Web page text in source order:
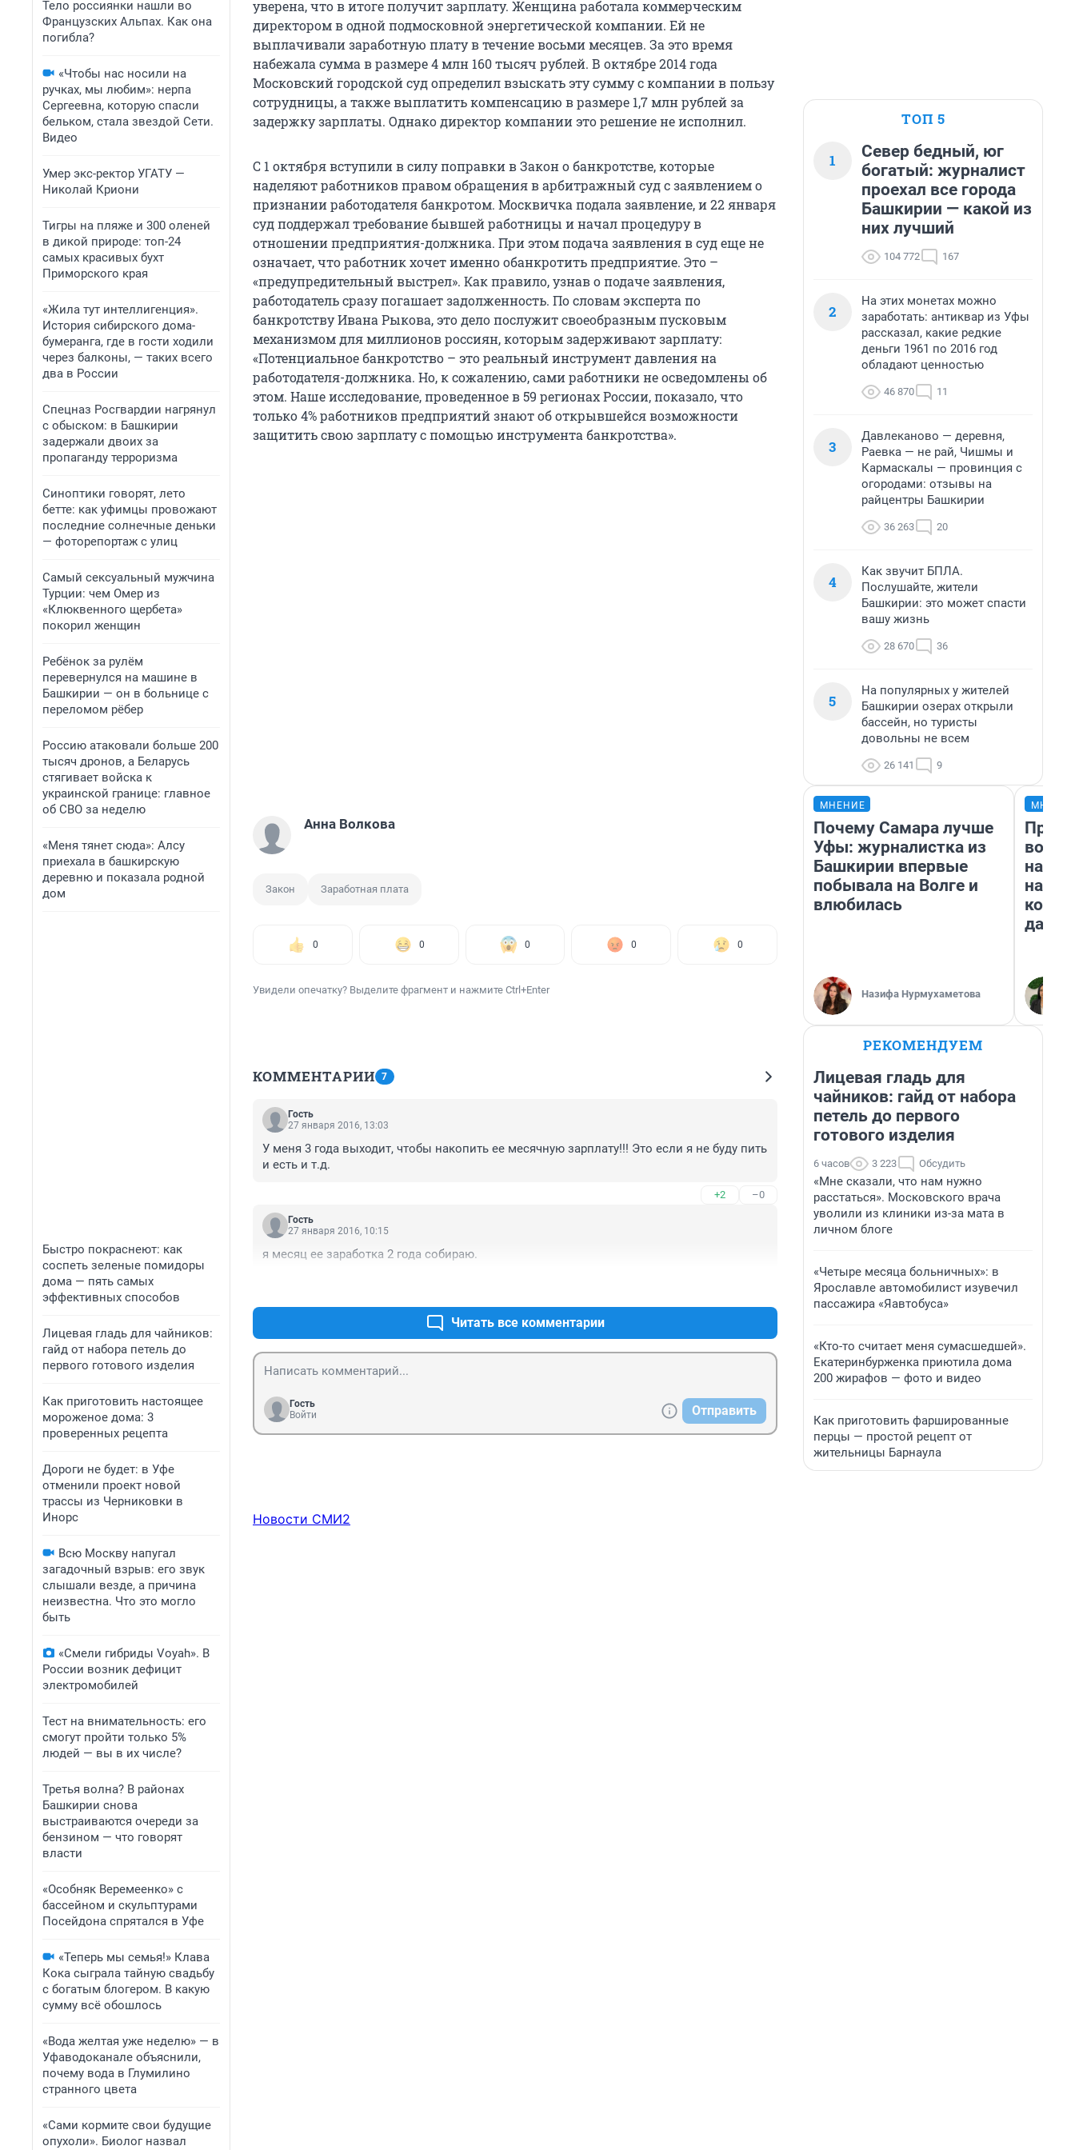
Тело россиянки нашли во
Французских Альпах. Как она
погибла?
«Чтобы нас носили на
ручках, мы любим»: нерпа
Сергеевна, которую спасли
бельком, стала звездой Сети.
Видео
Умер экс-ректор УГАТУ —
Николай Криони
Тигры на пляже и 300 оленей
в дикой природе: топ-24
самых красивых бухт
Приморского края
«Жила тут интеллигенция».
История сибирского дома-
бумеранга, где в гости ходили
через балконы, — таких всего
два в России
Спецназ Росгвардии нагрянул
с обыском: в Башкирии
задержали двоих за
пропаганду терроризма
Синоптики говорят, лето
бетте: как уфимцы провожают
последние солнечные деньки
— фоторепортаж с улиц
Самый сексуальный мужчина
Турции: чем Омер из
«Клюквенного щербета»
покорил женщин
Ребёнок за рулём
перевернулся на машине в
Башкирии — он в больнице с
переломом рёбер
Россию атаковали больше 200
тысяч дронов, а Беларусь
стягивает войска к
украинской границе: главное
об СВО за неделю
«Меня тянет сюда»: Алсу
приехала в башкирскую
деревню и показала родной
дом
Быстро покраснеют: как
соспеть зеленые помидоры
дома — пять самых
эффективных способов
Лицевая гладь для чайников:
гайд от набора петель до
первого готового изделия
Как приготовить настоящее
мороженое дома: 3
проверенных рецепта
Дороги не будет: в Уфе
отменили проект новой
трассы из Черниковки в
Инорс
Всю Москву напугал
загадочный взрыв: его звук
слышали везде, а причина
неизвестна. Что это могло
быть
«Смели гибриды Voyah». В
России возник дефицит
электромобилей
Тест на внимательность: его
смогут пройти только 5%
людей — вы в их числе?
Третья волна? В районах
Башкирии снова
выстраиваются очереди за
бензином — что говорят
власти
«Особняк Веремеенко» с
бассейном и скульптурами
Посейдона спрятался в Уфе
«Теперь мы семья!» Клава
Кока сыграла тайную свадьбу
с богатым блогером. В какую
сумму всё обошлось
«Вода желтая уже неделю» — в
Уфаводоканале объяснили,
почему вода в Глумилино
странного цвета
«Сами кормите свои будущие
опухоли». Биолог назвал
уверена, что в итоге получит зарплату. Женщина работала коммерческим
директором в одной подмосковной энергетической компании. Ей не
выплачивали заработную плату в течение восьми месяцев. За это время
набежала сумма в размере 4 млн 160 тысяч рублей. В октябре 2014 года
Московский городской суд определил взыскать эту сумму с компании в пользу
сотрудницы, а также выплатить компенсацию в размере 1,7 млн рублей за
задержку зарплаты. Однако директор компании это решение не исполнил.
С 1 октября вступили в силу поправки в Закон о банкротстве, которые
наделяют работников правом обращения в арбитражный суд с заявлением о
признании работодателя банкротом. Москвичка подала заявление, и 22 января
суд поддержал требование бывшей работницы и начал процедуру в
отношении предприятия-должника. При этом подача заявления в суд еще не
означает, что работник хочет именно обанкротить предприятие. Это –
«предупредительный выстрел». Как правило, узнав о подаче заявления,
работодатель сразу погашает задолженность. По словам эксперта по
банкротству Ивана Рыкова, это дело послужит своеобразным пусковым
механизмом для миллионов россиян, которым задерживают зарплату:
«Потенциальное банкротство – это реальный инструмент давления на
работодателя-должника. Но, к сожалению, сами работники не осведомлены об
этом. Наше исследование, проведенное в 59 регионах России, показало, что
только 4% работников предприятий знают об открывшейся возможности
защитить свою зарплату с помощью инструмента банкротства».
Анна Волкова
Закон Заработная плата
0 0 0 0 0
Увидели опечатку? Выделите фрагмент и нажмите Ctrl+Enter
КОММЕНТАРИИ 7
Гость
27 января 2016, 13:03
У меня 3 года выходит, чтобы накопить ее месячную зарплату!!! Это если я не буду пить
и есть и т.д.
+2 –0
Гость
27 января 2016, 10:15
я месяц ее заработка 2 года собираю.
Читать все комментарии
Гость
Войти
Отправить
Новости СМИ2
ТОП 5
1
Север бедный, юг
богатый: журналист
проехал все города
Башкирии — какой из
них лучший
104 772 167
2
На этих монетах можно
заработать: антиквар из Уфы
рассказал, какие редкие
деньги 1961 по 2016 год
обладают ценностью
46 870 11
3
Давлеканово — деревня,
Раевка — не рай, Чишмы и
Кармаскалы — провинция с
огородами: отзывы на
райцентры Башкирии
36 263 20
4
Как звучит БПЛА.
Послушайте, жители
Башкирии: это может спасти
вашу жизнь
28 670 36
5
На популярных у жителей
Башкирии озерах открыли
бассейн, но туристы
довольны не всем
26 141 9
МНЕНИЕ
Почему Самара лучше
Уфы: журналистка из
Башкирии впервые
побывала на Волге и
влюбилась
Назифа Нурмухаметова
нам
даже
РЕКОМЕНДУЕМ
Лицевая гладь для
чайников: гайд от набора
петель до первого
готового изделия
6 часов 3 223 Обсудить
«Мне сказали, что нам нужно
расстаться». Московского врача
уволили из клиники из-за мата в
личном блоге
«Четыре месяца больничных»: в
Ярославле автомобилист изувечил
пассажира «Яавтобуса»
«Кто-то считает меня сумасшедшей».
Екатеринбурженка приютила дома
200 жирафов — фото и видео
Как приготовить фаршированные
перцы — простой рецепт от
жительницы Барнаула